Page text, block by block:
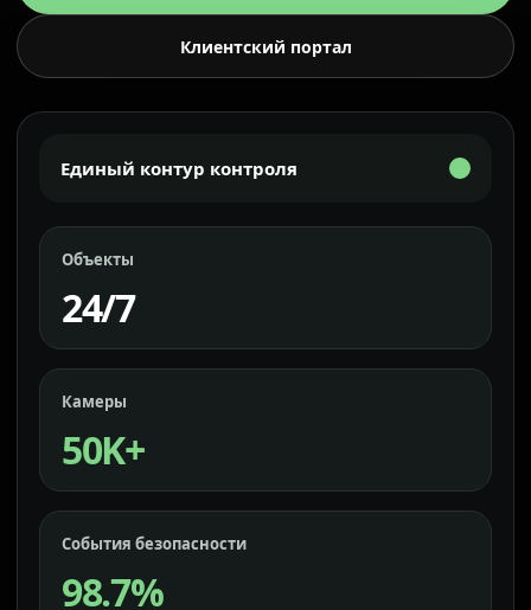
Клиентский портал
Единый контур контроля
Объекты
24/7
Камеры
50K+
События безопасности
98.7%